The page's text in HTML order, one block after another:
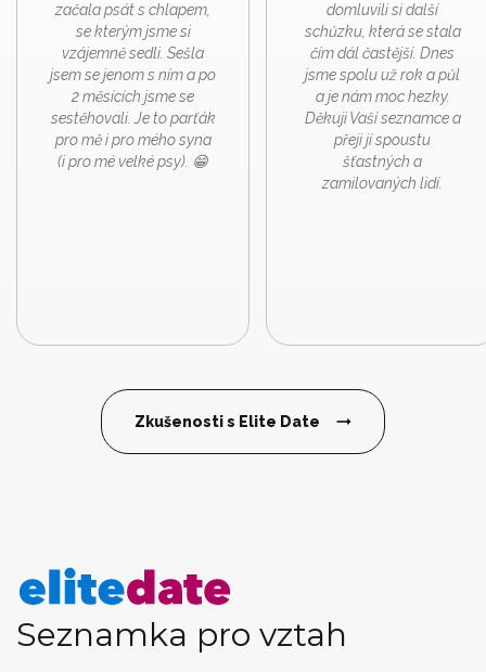
začala psát s chlapem,
se kterým jsme si
vzájemně sedli. Sešla
jsem se jenom s ním a po
2 měsících jsme se
sestěhovali. Je to parťák
pro mě i pro mého syna
(i pro mé velké psy). 😁
domluvili si další
schůzku, která se stala
čím dál častější. Dnes
jsme spolu už rok a půl
a je nám moc hezky.
Děkuji Vaší seznamce a
přeji jí spoustu
šťastných a
zamilovaných lidí.
Zkušenosti s Elite Date
Seznamka pro vztah